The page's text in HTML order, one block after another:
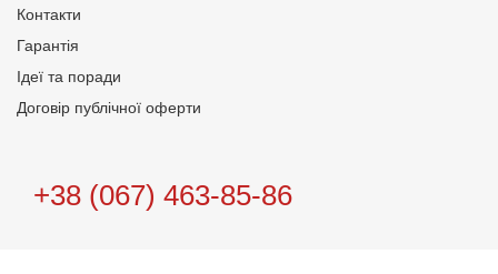
Контакти
Гарантія
Ідеї та поради
Договір публічної оферти
+38 (067) 463-85-86